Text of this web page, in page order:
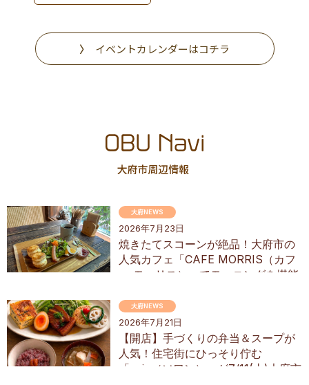
イベントカレンダーはコチラ
2026年7月23日
焼きたてスコーンが絶品！大府市の
人気カフェ「CAFE MORRIS（カフ
ェ モーリス）」でモーニングを堪能
大府NEWS
2026年7月21日
【開店】手づくりの弁当＆スープが
人気！住宅街にひっそり佇む
「soin（ソワン）」が7/11(土)大府市
大府NEWS